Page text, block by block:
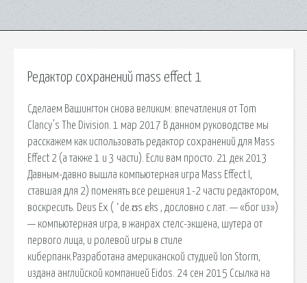
Редактор сохранений mass effect 1
Сделаем Вашингтон снова великим: впечатления от Tom
Clancy's The Division. 1 мар 2017 В данном руководстве мы
расскажем как использовать редактор сохранений для Mass
Effect 2 (а также 1 и 3 части). Если вам просто. 21 дек 2013
Давным-давно вышла компьютерная игра Mass Effect I,
ставшая для 2) поменять все решения 1-2 части редактором,
воскресить. Deus Ex ( ˈde.ʊs ɛks , дословно с лат. — «бог из»)
— компьютерная игра, в жанрах стелс-экшена, шутера от
первого лица, и ролевой игры в стиле
киберпанк.Разработана американской студией Ion Storm,
издана английской компанией Eidos. 24 сен 2015 Ссылка на